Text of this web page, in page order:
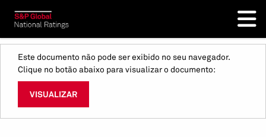
Este documento não pode ser exibido no seu navegador.
Clique no botão abaixo para visualizar o documento:
VISUALIZAR